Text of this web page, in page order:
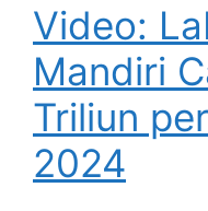
Video:
Mandiri
Triliun
2024